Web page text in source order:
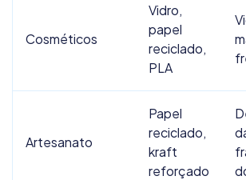
Cosméticos
Vidro,
papel
reciclado,
PLA
Artesanato
Papel
reciclado,
kraft
reforçado